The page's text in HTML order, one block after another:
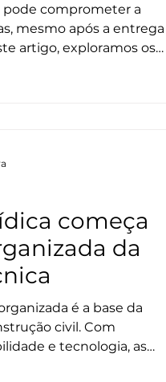
pode comprometer a
mesmo após a entrega
artigo, exploramos os
começa
da
é a base da
civil. Com
e tecnologia, as